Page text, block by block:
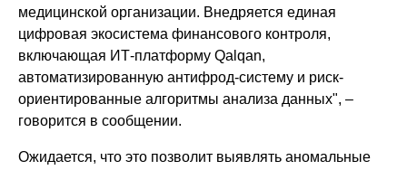
медицинской организации. Внедряется единая
цифровая экосистема финансового контроля,
включающая ИТ-платформу Qalqan,
автоматизированную антифрод-систему и риск-
ориентированные алгоритмы анализа данных", –
говорится в сообщении.
Ожидается, что это позволит выявлять аномальные